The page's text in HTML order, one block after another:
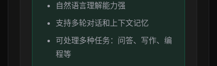
自然语言理解能力强
支持多轮对话和上下文记忆
可处理多种任务：问答、写作、编
程等